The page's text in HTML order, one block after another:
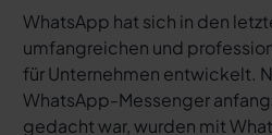
WhatsApp hat sich in den
umfangreichen und
für Unternehmen entwickelt.
WhatsApp-Messenger
gedacht war, wurden mit